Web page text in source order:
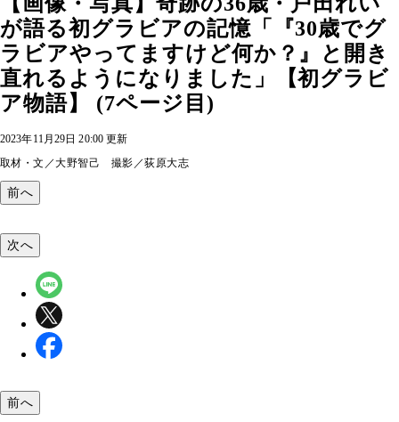
が語る初グラビアの記憶「『30歳でグ
ラビアやってますけど何か？』と開き
直れるようになりました」【初グラビ
ア物語】 (7ページ目)
2023年11月29日 20:00 更新
取材・文／大野智己 撮影／荻原大志
前へ
次へ
前へ